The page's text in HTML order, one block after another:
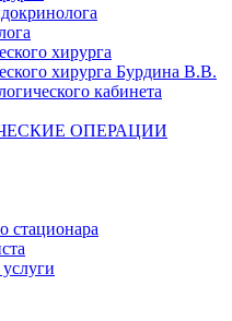
хирурга
хирурга Бурдина В.В.
кабинета
ОПЕРАЦИИ
стационара